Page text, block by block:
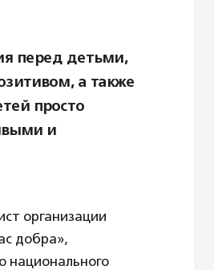
перед детьми,
а также
просто
и
организации
добра»,
национального